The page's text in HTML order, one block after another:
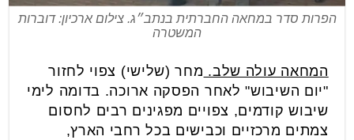
הפרות סדר במחאה החברתית בנתב״ג. צילום ארכיון: דוברות
המשטרה
המחאה עולה שלב. מחר (שלישי) צפוי לחזור
"יום השיבוש" לאחר הפסקה ארוכה. בדומה לימי
שיבוש קודמים, צפויים מפגינים רבים לחסום
צמתים מרכזיים וכבישים בכל רחבי הארץ,